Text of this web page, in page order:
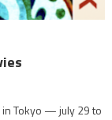
in Tokyo — july 29 to